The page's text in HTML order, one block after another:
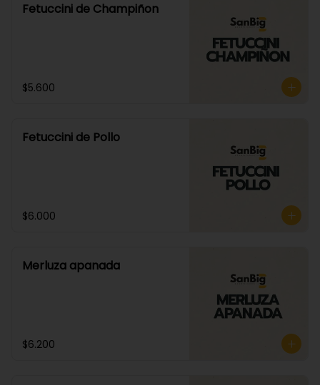
Fetuccini de Champiñon
$5.600
Fetuccini de Pollo
$6.000
Merluza apanada
$6.200